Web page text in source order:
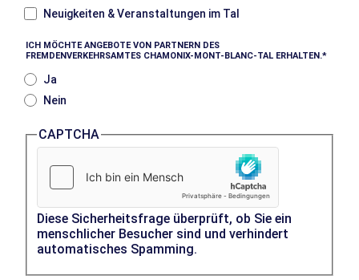
Neuigkeiten & Veranstaltungen im Tal
ICH MÖCHTE ANGEBOTE VON PARTNERN DES
FREMDENVERKEHRSAMTES CHAMONIX-MONT-BLANC-TAL ERHALTEN.
Ja
Nein
CAPTCHA
Diese Sicherheitsfrage überprüft, ob Sie ein
menschlicher Besucher sind und verhindert
automatisches Spamming.